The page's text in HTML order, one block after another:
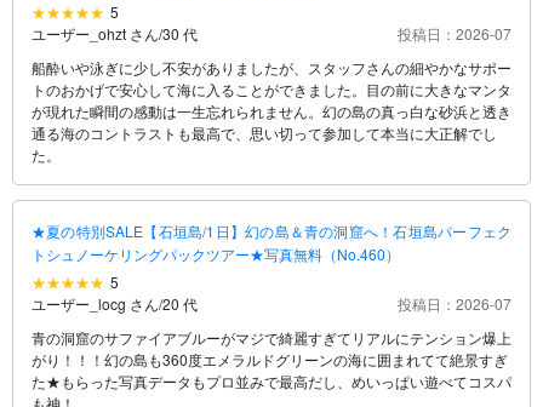
5
ユーザー_ohzt さん/30 代
投稿日：2026-07
船酔いや泳ぎに少し不安がありましたが、スタッフさんの細やかなサポー
トのおかげで安心して海に入ることができました。目の前に大きなマンタ
が現れた瞬間の感動は一生忘れられません。幻の島の真っ白な砂浜と透き
通る海のコントラストも最高で、思い切って参加して本当に大正解でし
た。
★夏の特別SALE【石垣島/1日】幻の島＆青の洞窟へ！石垣島パーフェク
トシュノーケリングパックツアー★写真無料（No.460）
5
ユーザー_locg さん/20 代
投稿日：2026-07
青の洞窟のサファイアブルーがマジで綺麗すぎてリアルにテンション爆上
がり！！！幻の島も360度エメラルドグリーンの海に囲まれてて絶景すぎ
た★もらった写真データもプロ並みで最高だし、めいっぱい遊べてコスパ
も神！